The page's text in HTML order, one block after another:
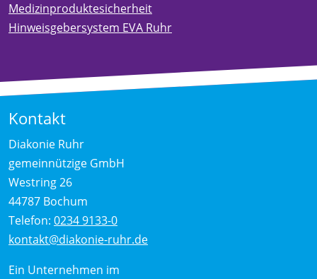
Medizinproduktesicherheit
Hinweisgebersystem EVA Ruhr
Kontakt
Diakonie Ruhr
gemeinnützige GmbH
Westring 26
44787 Bochum
Telefon: 0234 9133-0
kontakt@diakonie-ruhr.de
Ein Unternehmen im